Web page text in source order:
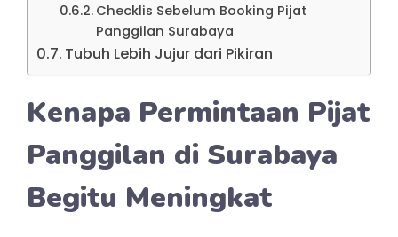
Checklis Sebelum Booking Pijat
Panggilan Surabaya
Tubuh Lebih Jujur dari Pikiran
Kenapa Permintaan Pijat
Panggilan di Surabaya
Begitu Meningkat